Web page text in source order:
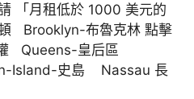
「月租低於 1000 美元的
Brooklyn-布魯克林 點擊
Queens-皇后區
Island-史島 Nassau 長